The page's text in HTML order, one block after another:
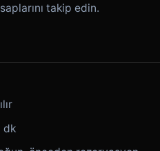
takip edin.
dk